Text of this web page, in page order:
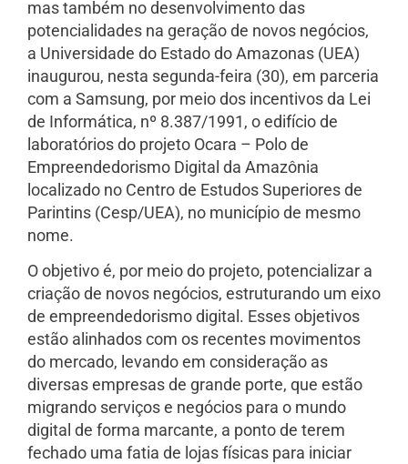
mas também no desenvolvimento das
potencialidades na geração de novos negócios,
a Universidade do Estado do Amazonas (UEA)
inaugurou, nesta segunda-feira (30), em parceria
com a Samsung, por meio dos incentivos da Lei
de Informática, nº 8.387/1991, o edifício de
laboratórios do projeto Ocara – Polo de
Empreendedorismo Digital da Amazônia
localizado no Centro de Estudos Superiores de
Parintins (Cesp/UEA), no município de mesmo
nome.
O objetivo é, por meio do projeto, potencializar a
criação de novos negócios, estruturando um eixo
de empreendedorismo digital. Esses objetivos
estão alinhados com os recentes movimentos
do mercado, levando em consideração as
diversas empresas de grande porte, que estão
migrando serviços e negócios para o mundo
digital de forma marcante, a ponto de terem
fechado uma fatia de lojas físicas para iniciar